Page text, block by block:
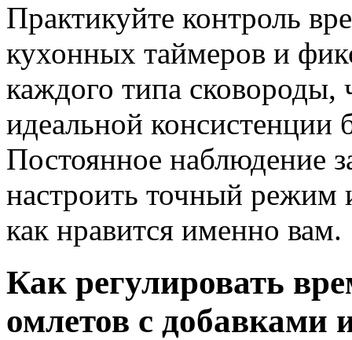
Практикуйте контроль
кухонных таймеров и
каждого типа сковороды,
идеальной консистенции
Постоянное наблюдение
настроить точный режим
как нравится именно вам.
Как регулировать
омлетов с добавками